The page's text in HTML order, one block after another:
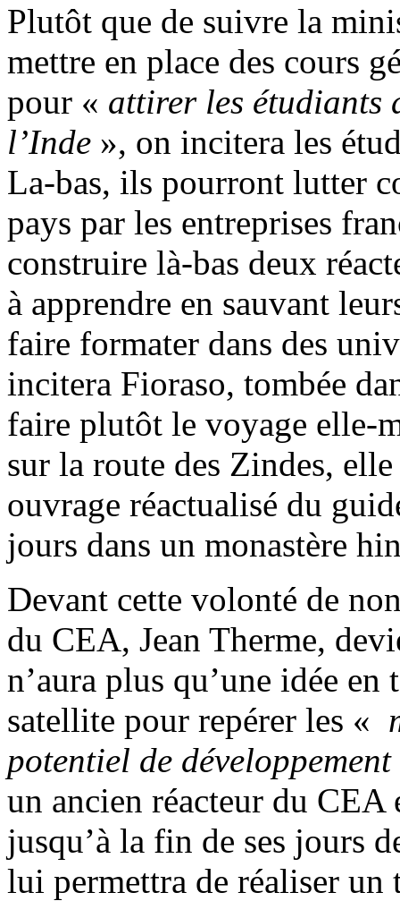
Plutôt que de suivre la
mettre en place des cours
pour « attirer les étudiants
l’Inde », on incitera les
La-bas, ils pourront lutter
pays par les entreprises
construire là-bas deux
à apprendre en sauvant
faire formater dans des
incitera Fioraso, tombée
faire plutôt le voyage elle-
sur la route des Zindes,
ouvrage réactualisé du
jours dans un monastère
Devant cette volonté de
du CEA, Jean Therme,
n’aura plus qu’une idée
satellite pour repérer les «
potentiel de développement
un ancien réacteur du CEA
jusqu’à la fin de ses jours
lui permettra de réaliser un